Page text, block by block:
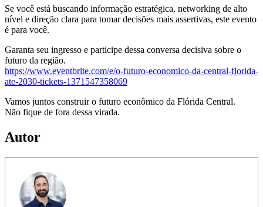
Se você está buscando informação estratégica, networking de alto
nível e direção clara para tomar decisões mais assertivas, este evento
é para você.
Garanta seu ingresso e participe dessa conversa decisiva sobre o
futuro da região.
https://www.eventbrite.com/e/o-futuro-economico-da-central-florida-
ate-2030-tickets-1371547358069
Vamos juntos construir o futuro econômico da Flórida Central.
Não fique de fora dessa virada.
Autor